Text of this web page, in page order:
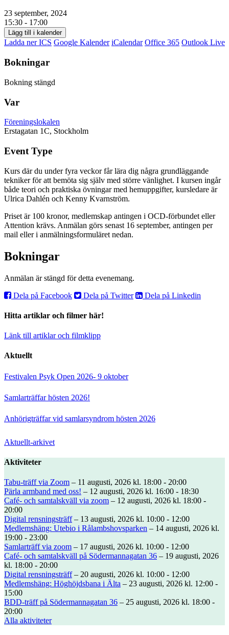
23 september, 2024
15:30 - 17:00
Lägg till i kalender
Ladda ner ICS Google Kalender iCalendar Office 365 Outlook Live
Bokningar
Bokning stängd
Var
Föreningslokalen
Erstagatan 1C, Stockholm
Event Type
Kurs där du under fyra veckor får lära dig några grundläggande
tekniker för att bemöta sig själv med större vänlighet. I kursen ingår
både teori och praktiska övningar med hemuppgifter, kursledare är
Ulrica Dahlén och Kenny Kvarnström.
Priset är 100 kronor, medlemskap antingen i OCD-förbundet eller
Attention krävs. Anmälan görs senast 16 september, antingen per
mail eller i anmälningsformuläret nedan.
Bokningar
Anmälan är stängd för detta evenemang.
Dela på Facebook
Dela på Twitter Dela på Linkedin
Hitta artiklar och filmer här!
Länk till artiklar och filmklipp
Aktuellt
Festivalen Psyk Open 2026- 9 oktober
Samlarträffar hösten 2026!
Anhörigträffar vid samlarsyndrom hösten 2026
Aktuellt-arkivet
Aktiviteter
Tabu-träff via Zoom – 11 augusti, 2026 kl. 18:00 - 20:00
Pärla armband med oss! – 12 augusti, 2026 kl. 16:00 - 18:30
Café- och samtalskväll via zoom – 12 augusti, 2026 kl. 18:00 -
20:00
Digital rensningsträff– 13 augusti, 2026 kl. 10:00 - 12:00
Medlemshäng: Utebio i Rålambshovsparken – 14 augusti, 2026 kl.
19:00 - 23:00
Samlarträff via zoom – 17 augusti, 2026 kl. 10:00 - 12:00
Café- och samtalskväll på Södermannagatan 36 – 19 augusti, 2026
kl. 18:00 - 20:00
Digital rensningsträff– 20 augusti, 2026 kl. 10:00 - 12:00
Medlemshäng: Höghöjdsbana i Älta – 23 augusti, 2026 kl. 12:00 -
15:00
BDD-träff på Södermannagatan 36 – 25 augusti, 2026 kl. 18:00 -
20:00
Alla aktiviteter